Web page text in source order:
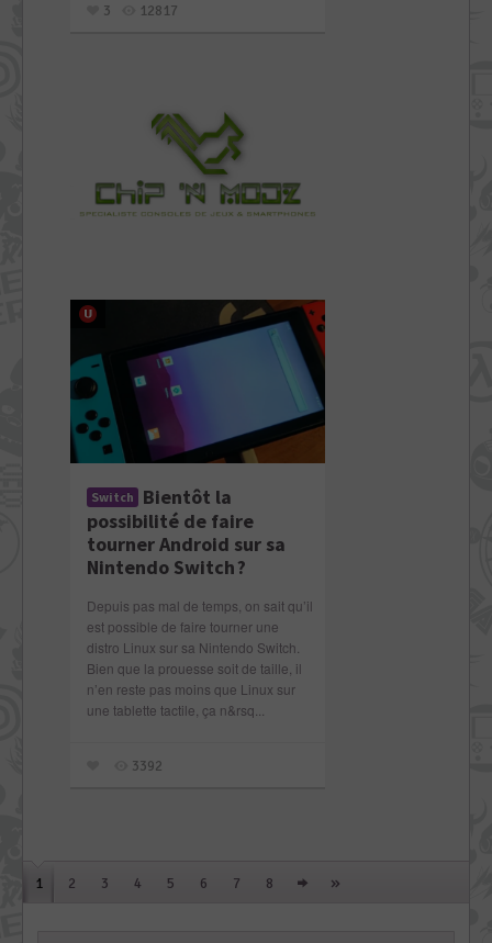
3 12817
Switch Bientôt la
possibilité de faire
tourner Android sur sa
Nintendo Switch ?
Depuis pas mal de temps, on sait qu’il
est possible de faire tourner une
distro Linux sur sa Nintendo Switch.
Bien que la prouesse soit de taille, il
n’en reste pas moins que Linux sur
une tablette tactile, ça n&rsq...
3392
1 2 3 4 5 6 7 8 »